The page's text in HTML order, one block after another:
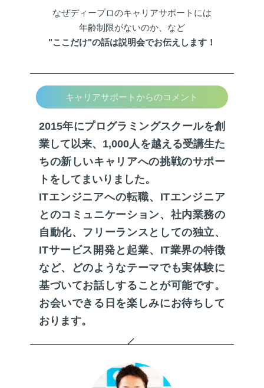
なぜディープロのキャリアサポートには
年齢制限がないのか、など
"ここだけ"の話は説明会でお伝えします！
キャリアサポートからのコメント
2015年にプログラミングスクールを創
業して以来、1,000人を越える受講生た
ちの新しいキャリアへの挑戦のサポー
トをしてまいりました。
ITエンジニアへの転職、ITエンジニア
とのコミュニケーション、社内業務の
自動化、フリーランスとしての独立、
ITサービス開発と起業、IT業界の特徴
など、どのようなテーマでも実体験に
基づいてお話しすることが可能です。
お会いできる日を楽しみにお待ちして
おります。